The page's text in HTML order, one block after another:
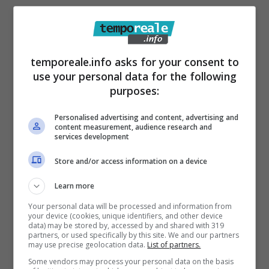
e di relazioni sociali: dobbiamo vivere questi
eccessivi allarmismi. Per tali motivi diventa
ancora più importante che ognuno di noi
responsabilità verso se stesso e verso gli altri.
Ricordiamoci sempre che distanziamento
sociale e utilizzo di mascherine nei luoghi
chiusi, o dove c’è alta concentrazione di
persone, sono la nostra miglior difesa.”
A sottolineare la celerità dello svolgimento dei
tamponi è stata anchePaola Villa, il sindaco
temporeale.info asks for your consent to
use your personal data for the following
purposes:
Personalised advertising and content, advertising and
content measurement, audience research and
services development
Store and/or access information on a device
Learn more
Your personal data will be processed and information from
your device (cookies, unique identifiers, and other device
data) may be stored by, accessed by and shared with 319
partners, or used specifically by this site. We and our partners
may use precise geolocation data. List of partners.
Some vendors may process your personal data on the basis